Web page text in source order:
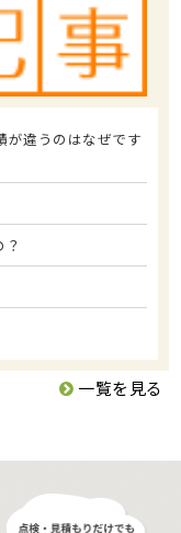
が違うのはなぜです
一覧を見る